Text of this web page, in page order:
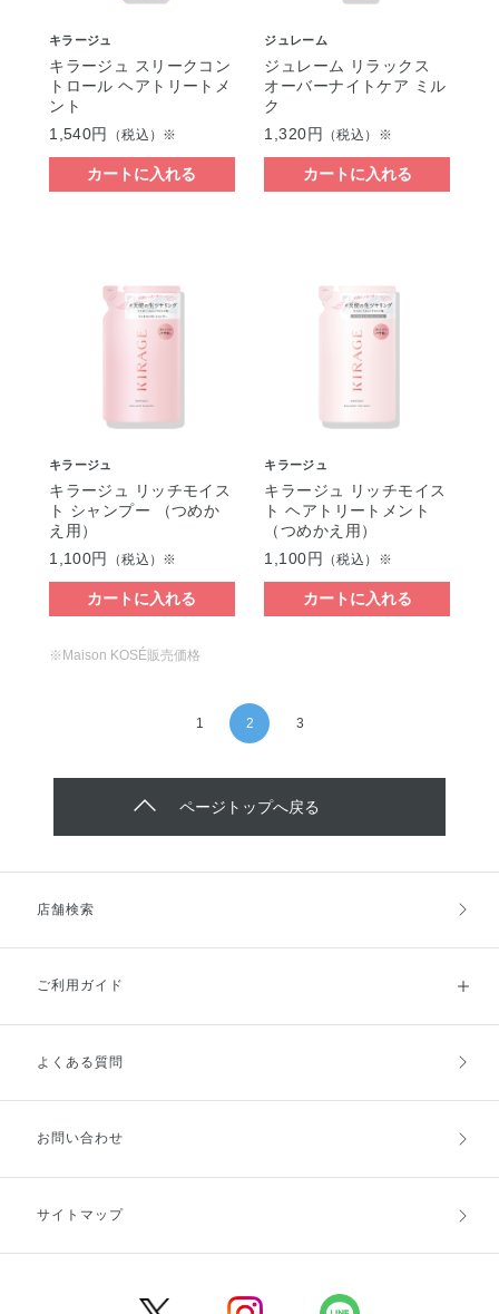
キラージュ
キラージュ スリークコン
トロール ヘアトリートメ
ント
1,540円
（税込）※
カートに入れる
ジュレーム
ジュレーム リラックス
オーバーナイトケア ミル
ク
1,320円
（税込）※
カートに入れる
キラージュ
キラージュ リッチモイス
ト シャンプー （つめか
え用）
1,100円
（税込）※
カートに入れる
キラージュ
キラージュ リッチモイス
ト ヘアトリートメント
（つめかえ用）
1,100円
（税込）※
カートに入れる
※Maison KOSÉ販売価格
1 2 3
ページトップへ戻る
店舗検索
ご利用ガイド
ご利用ガイドトップ
お支払方法
キャンセル・返品・交換
よくある質問
お問い合わせ
サイトマップ